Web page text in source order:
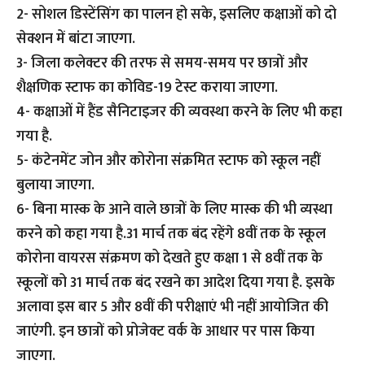
2- सोशल डिस्टेंसिंग का पालन हो सके, इसलिए कक्षाओं को दो
सेक्शन में बांटा जाएगा.
3- जिला कलेक्टर की तरफ से समय-समय पर छात्रों और
शैक्षणिक स्टाफ का कोविड-19 टेस्ट कराया जाएगा.
4- कक्षाओं में हैंड सैनिटाइजर की व्यवस्था करने के लिए भी कहा
गया है.
5- कंटेनमेंट जोन और कोरोना संक्रमित स्टाफ को स्कूल नहीं
बुलाया जाएगा.
6- बिना मास्क के आने वाले छात्रों के लिए मास्क की भी व्यस्था
करने को कहा गया है.31 मार्च तक बंद रहेंगे 8वीं तक के स्कूल
कोरोना वायरस संक्रमण को देखते हुए कक्षा 1 से 8वीं तक के
स्कूलों को 31 मार्च तक बंद रखने का आदेश दिया गया है. इसके
अलावा इस बार 5 और 8वीं की परीक्षाएं भी नहीं आयोजित की
जाएंगी. इन छात्रों को प्रोजेक्ट वर्क के आधार पर पास किया
जाएगा.